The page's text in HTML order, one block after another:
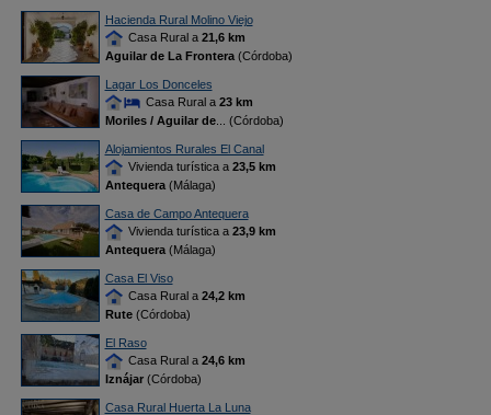
Hacienda Rural Molino Viejo
Casa Rural a 21,6 km
Aguilar de La Frontera(Córdoba)
Lagar Los Donceles
Casa Rural a 23 km
Moriles / Aguilar de... (Córdoba)
Alojamientos Rurales El Canal
Vivienda turística a 23,5 km
Antequera(Málaga)
Casa de Campo Antequera
Vivienda turística a 23,9 km
Antequera(Málaga)
Casa El Viso
Casa Rural a 24,2 km
Rute(Córdoba)
El Raso
Casa Rural a 24,6 km
Iznájar(Córdoba)
Casa Rural Huerta La Luna